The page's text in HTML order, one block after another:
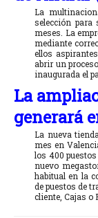
La
selección para
meses. La
mediante
ellos
abrir un
inaugurada el
La
generará
La nueva
mes en
los 400
nuevo
habitual en la
de puestos de
cliente, Cajas o